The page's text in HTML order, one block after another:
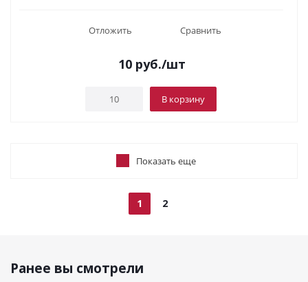
Отложить Сравнить
10руб./шт
В корзину
Показать еще
1 2
Ранее вы смотрели